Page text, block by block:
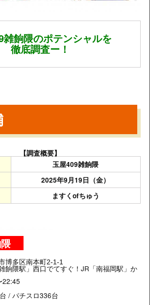
雑餉隈のポテンシャルを
徹底調査ー！
【調査概要】
玉屋409雑餉隈
2025年9月19日（金）
ますくofちゅう
隈
博多区南本町2-1-1
餉隈駅」西口でてすぐ！JR「南福岡駅」か
22:45
/ パチスロ336台